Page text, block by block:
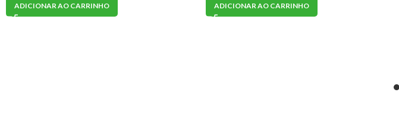
ADICIONAR AO CARRINHO ADICIONAR AO CARRINHO